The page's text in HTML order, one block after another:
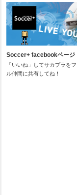
Soccer+ facebookページ
「いいね」してサカプラを
ル仲間に共有してね！